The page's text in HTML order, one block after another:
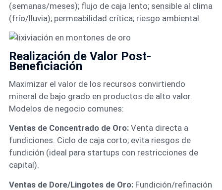
(semanas/meses); flujo de caja lento; sensible al clima
(frío/lluvia); permeabilidad crítica; riesgo ambiental.
Realización de Valor Post-
Beneficiación
Maximizar el valor de los recursos convirtiendo
mineral de bajo grado en productos de alto valor.
Modelos de negocio comunes:
Ventas de Concentrado de Oro:Venta directa a
fundiciones. Ciclo de caja corto; evita riesgos de
fundición (ideal para startups con restricciones de
capital).
Ventas de Dore/Lingotes de Oro:Fundición/refinación